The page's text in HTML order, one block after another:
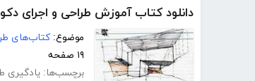
دانلود کتاب آموزش طراحی و اجرای
موضوع: کتاب‌های
۱۹ صفحه
برچسب‌ها: یادگیری